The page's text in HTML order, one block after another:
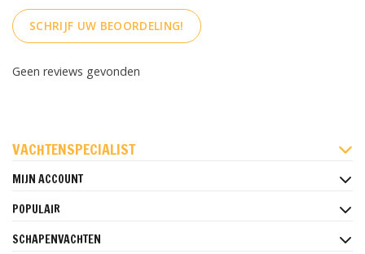
SCHRIJF UW BEOORDELING!
Geen reviews gevonden
VACHTENSPECIALIST
MIJN ACCOUNT
POPULAIR
SCHAPENVACHTEN